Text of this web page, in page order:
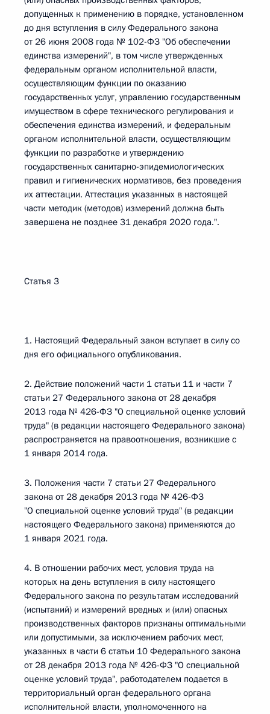
допущенных к применению в порядке, установленном
до дня вступления в силу Федерального закона
от 26 июня 2008 года № 102-ФЗ "Об обеспечении
единства измерений", в том числе утвержденных
федеральным органом исполнительной власти,
осуществляющим функции по оказанию
государственных услуг, управлению государственным
имуществом в сфере технического регулирования и
обеспечения единства измерений, и федеральным
органом исполнительной власти, осуществляющим
функции по разработке и утверждению
государственных санитарно-эпидемиологических
правил и гигиенических нормативов, без проведения
их аттестации. Аттестация указанных в настоящей
части методик (методов) измерений должна быть
завершена не позднее 31 декабря 2020 года.".
Статья 3
1. Настоящий Федеральный закон вступает в силу со
дня его официального опубликования.
2. Действие положений части 1 статьи 11 и части 7
статьи 27 Федерального закона от 28 декабря
2013 года № 426-ФЗ "О специальной оценке условий
труда" (в редакции настоящего Федерального закона)
распространяется на правоотношения, возникшие с
1 января 2014 года.
3. Положения части 7 статьи 27 Федерального
закона от 28 декабря 2013 года № 426-ФЗ
"О специальной оценке условий труда" (в редакции
настоящего Федерального закона) применяются до
1 января 2021 года.
4. В отношении рабочих мест, условия труда на
которых на день вступления в силу настоящего
Федерального закона по результатам исследований
(испытаний) и измерений вредных и (или) опасных
производственных факторов признаны оптимальными
или допустимыми, за исключением рабочих мест,
указанных в части 6 статьи 10 Федерального закона
от 28 декабря 2013 года № 426-ФЗ "О специальной
оценке условий труда", работодателем подается в
территориальный орган федерального органа
исполнительной власти, уполномоченного на